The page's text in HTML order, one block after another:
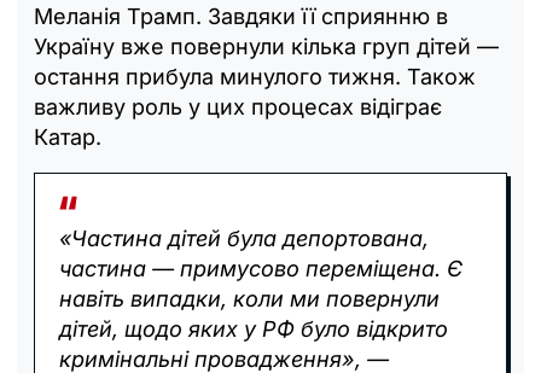
Меланія Трамп. Завдяки її сприянню в
Україну вже повернули кілька груп дітей —
остання прибула минулого тижня. Також
важливу роль у цих процесах відіграє
Катар.
«Частина дітей була депортована,
частина — примусово переміщена. Є
навіть випадки, коли ми повернули
дітей, щодо яких у РФ було відкрито
кримінальні провадження», —